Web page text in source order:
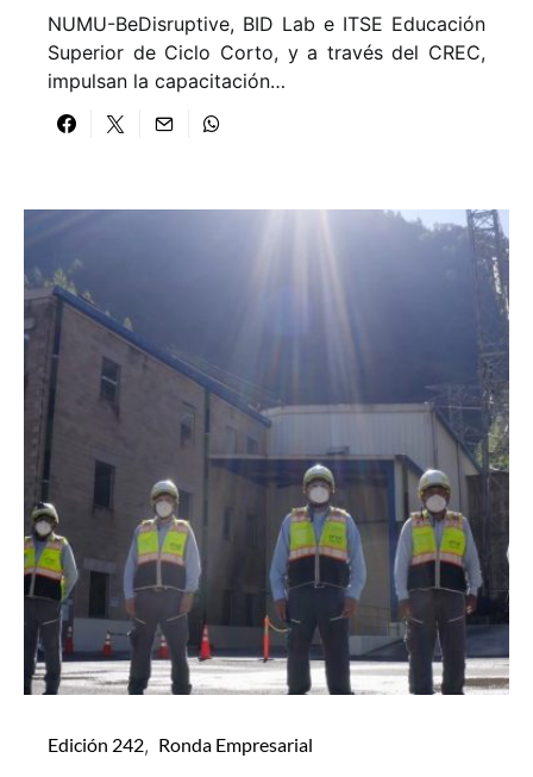
NUMU-BeDisruptive, BID Lab e ITSE Educación
Superior de Ciclo Corto, y a través del CREC,
impulsan la capacitación…
Edición 242 Ronda Empresarial